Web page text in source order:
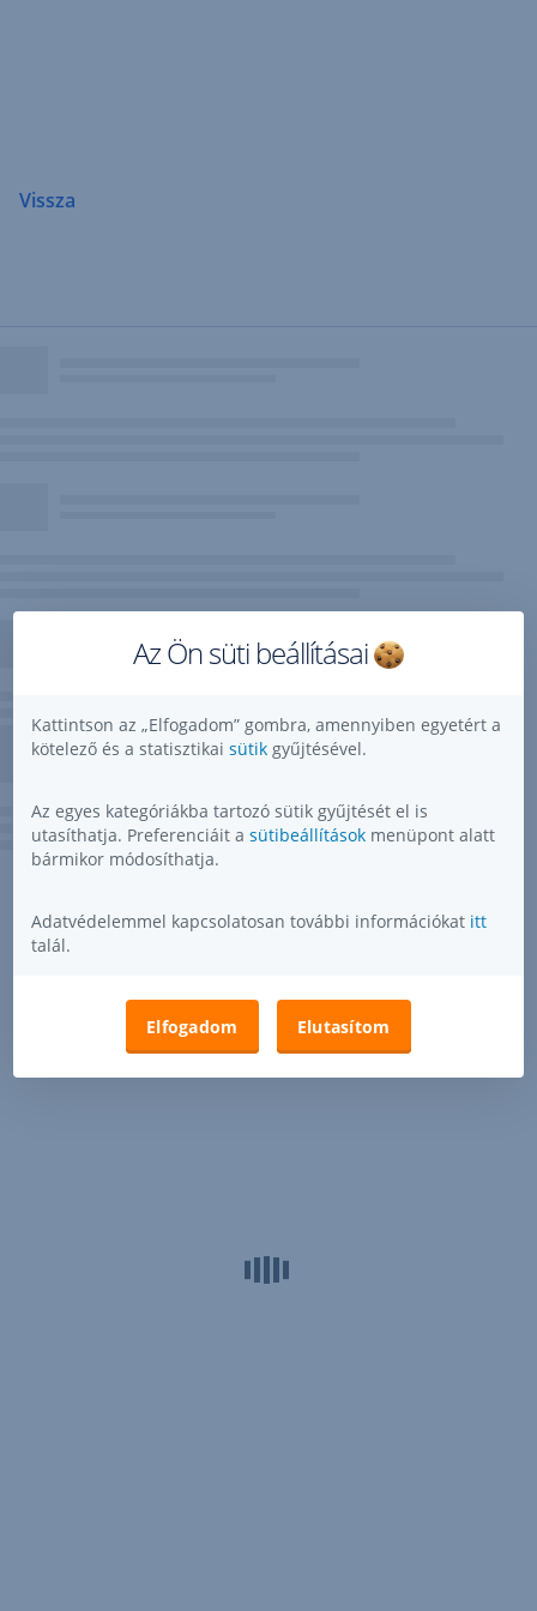
Vissza
Az Ön süti beállításai
Kattintson az „Elfogadom” gombra, amennyiben egyetért a
kötelező és a statisztikai sütik gyűjtésével.
Az egyes kategóriákba tartozó sütik gyűjtését el is
utasíthatja. Preferenciáit a sütibeállítások menüpont alatt
bármikor módosíthatja.
Adatvédelemmel kapcsolatosan további információkat itt
talál.
Elfogadom Elutasítom